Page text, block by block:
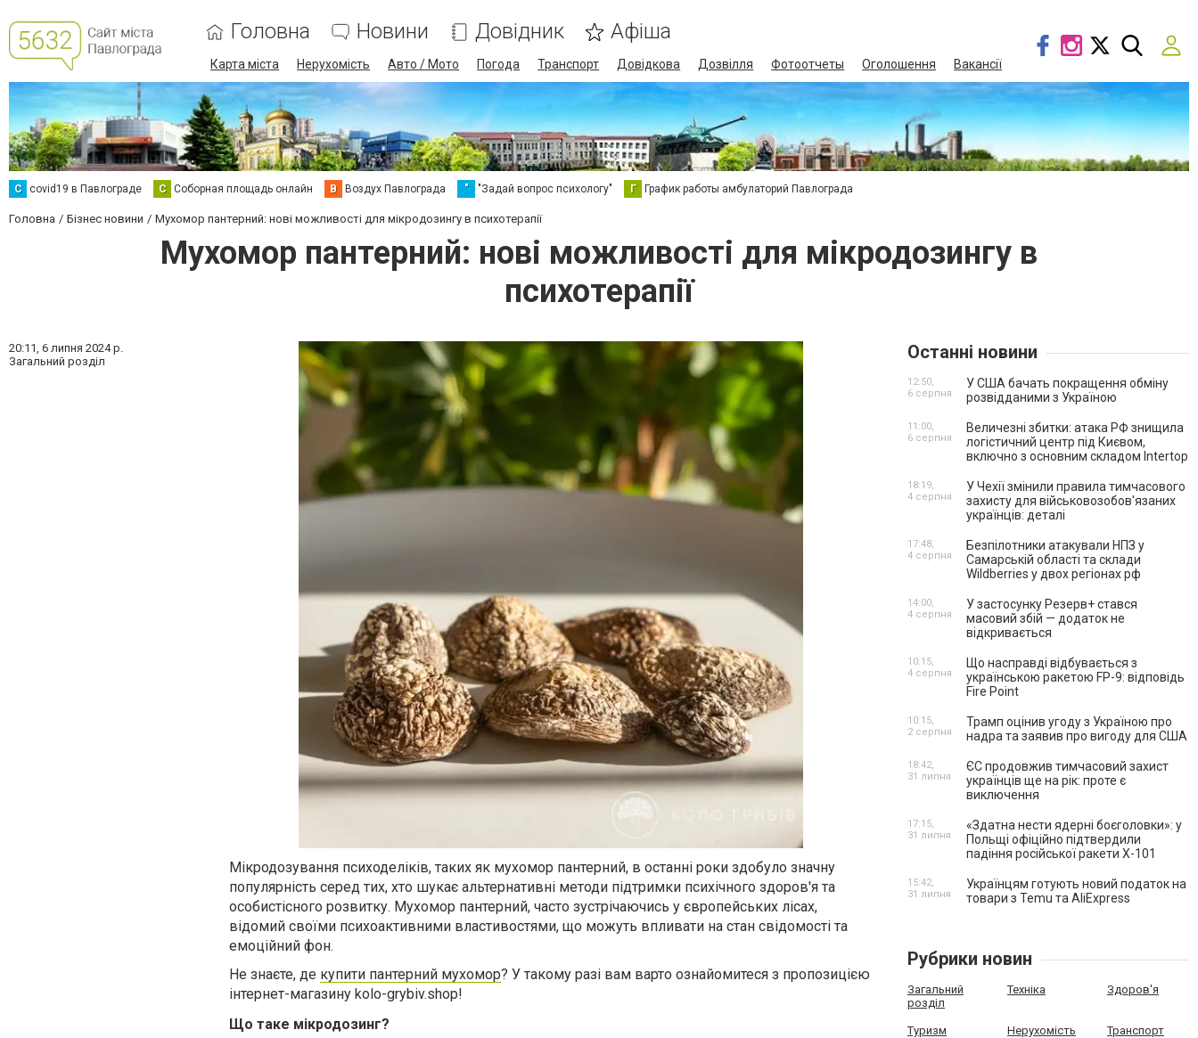
Головна Новини Довідник Афіша
Карта міста Нерухомість Авто / Мото Погода Транспорт Довідкова Дозвілля Фотоотчеты Оголошення Вакансії
C covid19 в Павлограде С Соборная площадь онлайн В Воздух Павлограда " "Задай вопрос психологу" Г График работы амбулаторий Павлограда
Головна Бізнес новини Мухомор пантерний: нові можливості для мікродозингу в психотерапії
Мухомор пантерний: нові можливості для мікродозингу в
психотерапії
20:11, 6 липня 2024 р.
Загальний розділ
Мікродозування психоделіків, таких як мухомор пантерний, в останні роки здобуло значну
популярність серед тих, хто шукає альтернативні методи підтримки психічного здоров'я та
особистісного розвитку. Мухомор пантерний, часто зустрічаючись у європейських лісах,
відомий своїми психоактивними властивостями, що можуть впливати на стан свідомості та
емоційний фон.
Не знаєте, де купити пантерний мухомор? У такому разі вам варто ознайомитеся з пропозицією
інтернет-магазину kolo-grybiv.shop!
Що таке мікродозинг?
Останні новини
У США бачать покращення обміну
розвідданими з Україною
12:50,
6 серпня
Величезні збитки: атака РФ знищила
логістичний центр під Києвом,
включно з основним складом Intertop
11:00,
6 серпня
У Чехії змінили правила тимчасового
захисту для військовозобов'язаних
українців: деталі
18:19,
4 серпня
Безпілотники атакували НПЗ у
Самарській області та склади
Wildberries у двох регіонах рф
17:48,
4 серпня
У застосунку Резерв+ стався
масовий збій — додаток не
відкривається
14:00,
4 серпня
Що насправді відбувається з
українською ракетою FP-9: відповідь
Fire Point
10:15,
4 серпня
Трамп оцінив угоду з Україною про
надра та заявив про вигоду для США
10:15,
2 серпня
ЄС продовжив тимчасовий захист
українців ще на рік: проте є
виключення
18:42,
31 липня
«Здатна нести ядерні боєголовки»: у
Польщі офіційно підтвердили
падіння російської ракети Х-101
17:15,
31 липня
Українцям готують новий податок на
товари з Temu та AliExpress
15:42,
31 липня
Рубрики новин
Загальний
розділ
Техніка Здоров'я
Туризм Нерухомість Транспорт